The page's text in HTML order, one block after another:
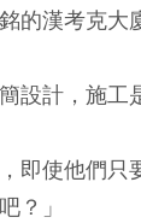
的漢考克大
設計，施工
即使他們
？」